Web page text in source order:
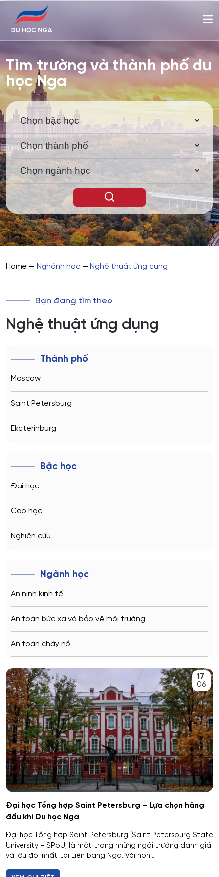
Tìm trường và thành phố du
học Nga
Home — Nghành học — Nghệ thuật ứng dụng
Bạn đang tìm theo
Nghệ thuật ứng dụng
Thành phố
Moscow
Saint Petersburg
Ekaterinburg
Kaliningrad
Kemerovo
Veliky Novgorod
Penza
Barnaul
Kursk
Kaluga
Voronezh
Bậc học
Đại học
Cao học
Nghiên cứu
Ngành học
An ninh kinh tế
An toàn bức xạ và bảo vệ môi trường
An toàn cháy nổ
An toàn kỹ thuật và môi trường
An toàn môi trường kỹ thuật
An toàn thông tin
Biên - Phiên dịch
Biểu diễn nghệ thuật múa
Báo chí
Bản đồ và Địa tin học
Bảo mật công nghệ thông tin trong thực thi pháp luật
Bảo mật máy tính
17
06
Đại học Tổng hợp Saint Petersburg – Lựa chọn hàng
đầu khi Du học Nga
Đại học Tổng hợp Saint Petersburg (Saint Petersburg State
University – SPbU) là một trong những ngôi trường danh giá
và lâu đời nhất tại Liên bang Nga. Với hơn...